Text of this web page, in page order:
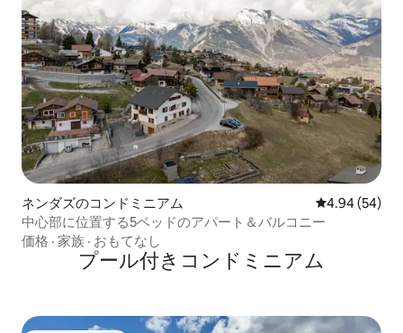
ネンダズのコンドミニアム レビュー54
4.94 (54)
中心部に位置する5ベッドのアパート＆バルコニー
価格 · 家族 · おもてなし
プール付きコンドミニアム